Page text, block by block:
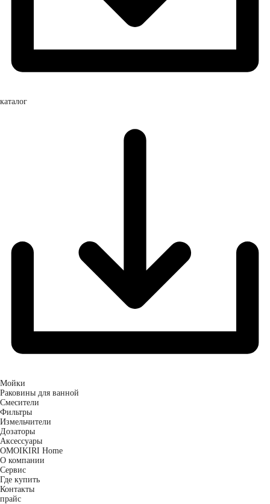
каталог
Мойки
Раковины для ванной
Смесители
Фильтры
Измельчители
Дозаторы
Аксессуары
OMOIKIRI Home
О компании
Сервис
Где купить
Контакты
прайс